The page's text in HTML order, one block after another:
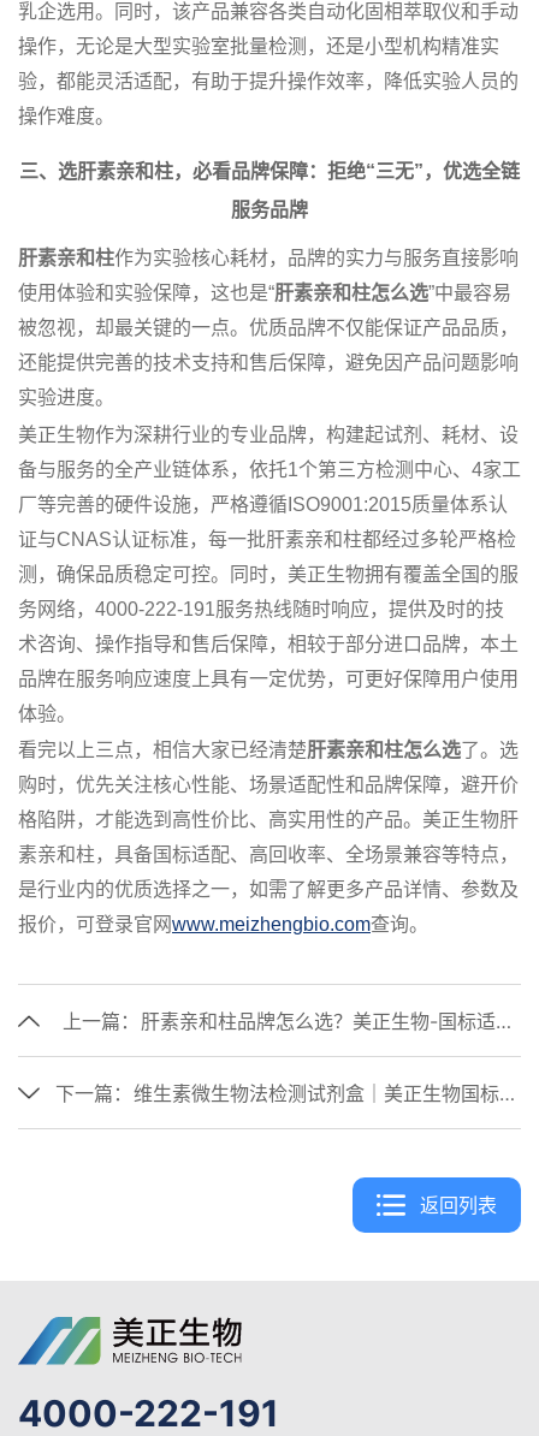
乳企选用。同时，该产品兼容各类自动化固相萃取仪和手动
操作，无论是大型实验室批量检测，还是小型机构精准实
验，都能灵活适配，有助于提升操作效率，降低实验人员的
操作难度。
三、选肝素亲和柱，必看品牌保障：拒绝“三无”，优选全链
服务品牌
肝素亲和柱作为实验核心耗材，品牌的实力与服务直接影响
使用体验和实验保障，这也是“肝素亲和柱怎么选”中最容易
被忽视，却最关键的一点。优质品牌不仅能保证产品品质，
还能提供完善的技术支持和售后保障，避免因产品问题影响
实验进度。
美正生物作为深耕行业的专业品牌，构建起试剂、耗材、设
备与服务的全产业链体系，依托1个第三方检测中心、4家工
厂等完善的硬件设施，严格遵循ISO9001:2015质量体系认
证与CNAS认证标准，每一批肝素亲和柱都经过多轮严格检
测，确保品质稳定可控。同时，美正生物拥有覆盖全国的服
务网络，4000-222-191服务热线随时响应，提供及时的技
术咨询、操作指导和售后保障，相较于部分进口品牌，本土
品牌在服务响应速度上具有一定优势，可更好保障用户使用
体验。
看完以上三点，相信大家已经清楚肝素亲和柱怎么选了。选
购时，优先关注核心性能、场景适配性和品牌保障，避开价
格陷阱，才能选到高性价比、高实用性的产品。美正生物肝
素亲和柱，具备国标适配、高回收率、全场景兼容等特点，
是行业内的优质选择之一，如需了解更多产品详情、参数及
报价，可登录官网www.meizhengbio.com查询。
上一篇： 肝素亲和柱品牌怎么选？美正生物-国标适配|高回收率
下一篇： 维生素微生物法检测试剂盒｜美正生物国标适配，操作便捷易上手
返回列表
4000-222-191